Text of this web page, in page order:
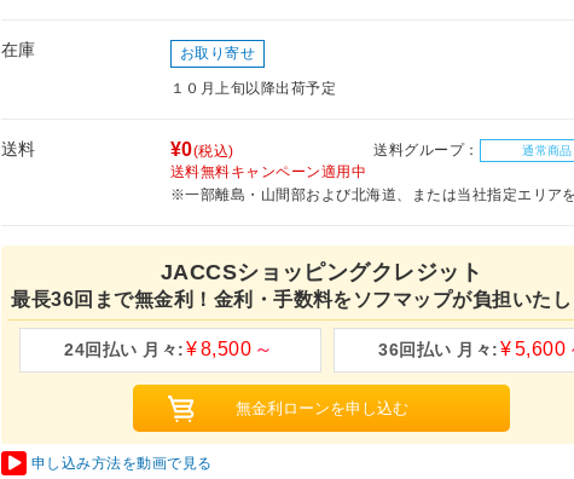
在庫 お取り寄せ
１０月上旬以降出荷予定
送料 ¥0(税込) 送料グループ： 通常商品
送料無料キャンペーン適用中
※一部離島・山間部および北海道、または当社指定エリア
JACCSショッピングクレジット
最長36回まで無金利！金利・手数料をソフマップが負担いたし
8,500 5,600
申し込み方法を動画で見る